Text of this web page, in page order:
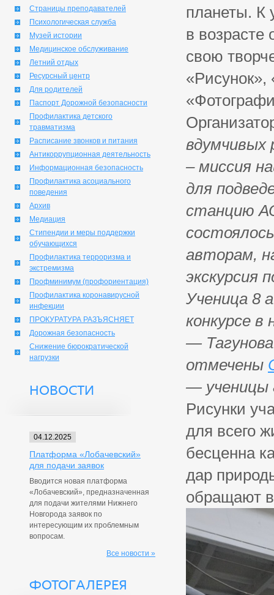
Страницы преподавателей
Психологическая служба
Музей истории
Медицинское обслуживание
Летний отдых
Ресурсный центр
Для родителей
Паспорт Дорожной безопасности
Профилактика детского
травматизма
Расписание звонков и питания
Антикоррупционная деятельность
Информационная безопасность
Профилактика асоциального
поведения
Архив
Медиация
Стипендии и меры поддержки
обучающихся
Профилактика терроризма и
экстремизма
Профминимум (профориентация)
Профилактика коронавирусной
инфекции
ПРОКУРАТУРА РАЗЪЯСНЯЕТ
Дорожная безопасность
Снижение бюрократической
нагрузки
НОВОСТИ
04.12.2025
Платформа «Лобачевский»
для подачи заявок
Вводится новая платформа
«Лобачевский», предназначенная
для подачи жителями Нижнего
Новгорода заявок по
интересующим их проблемным
вопросам.
Все новости »
ФОТОГАЛЕРЕЯ
планеты. К
в возрасте
свою
«Рисунок»,
вдумчивых
– миссия
для
станцию
авторам,
экскурсия
Ученица 8
конкурсе в
—
отмечены
— ученицы
Рисунки
для всего
бесценна
дар
обращают